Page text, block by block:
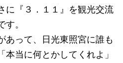
に『３．１１』を観光交流
。
って、日光東照宮に誰も
当に何とかしてくれよ」